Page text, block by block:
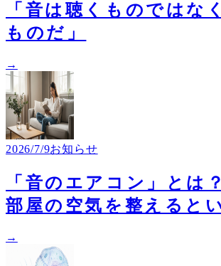
「音は聴くものではな
ものだ」
→
2026/7/9お知らせ
「音のエアコン」とは
部屋の空気を整えると
→